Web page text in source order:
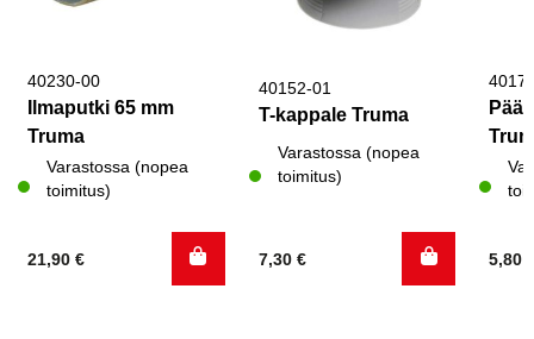
40230-00
Ilmaputki 65 mm
Truma
Varastossa (nopea
toimitus)
21,90 €
40152-01
T-kappale Truma
Varastossa (nopea
toimitus)
7,30 € 5,80